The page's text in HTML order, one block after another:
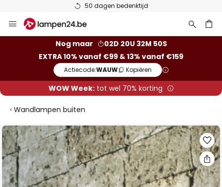
50 dagen bedenktijd
naar
Nog maar
02D 20U 32M 49S
EXTRA 10% vanaf €99 & 13% vanaf €159
Actiecode:WAUW Kopiëren
WOW Week:tot wel 70% korting
Wandlampen buiten
Ga
naar
het
einde
van